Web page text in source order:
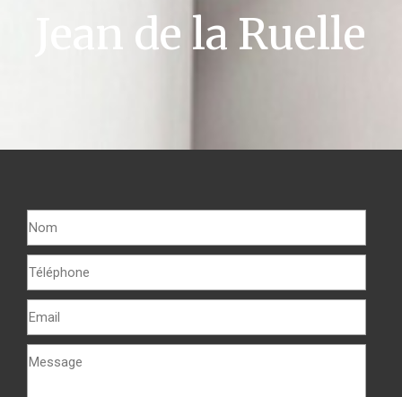
Jean de la Ruelle